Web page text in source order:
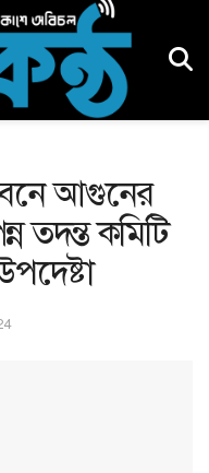
আগুনের
তদন্ত কমিটি